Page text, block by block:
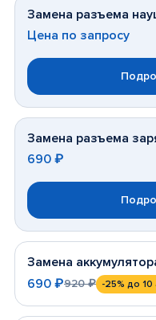
Замена разъема
Цена по запросу
Замена разъема
690 ₽
Замена
690 ₽920 ₽ -25% до 10